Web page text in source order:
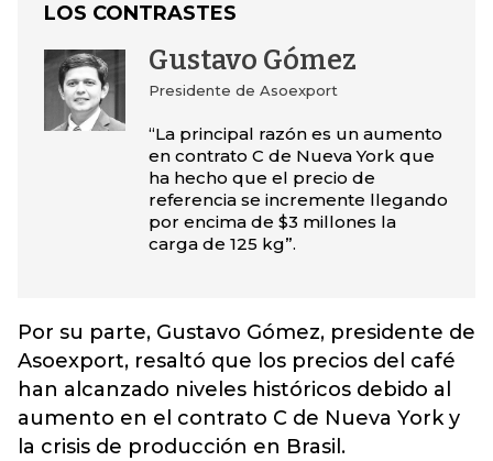
LOS CONTRASTES
Gustavo Gómez
Presidente de Asoexport
“La principal razón es un aumento
en contrato C de Nueva York que
ha hecho que el precio de
referencia se incremente llegando
por encima de $3 millones la
carga de 125 kg”.
Por su parte, Gustavo Gómez, presidente de
Asoexport, resaltó que los precios del café
han alcanzado niveles históricos debido al
aumento en el contrato C de Nueva York y
la crisis de producción en Brasil.